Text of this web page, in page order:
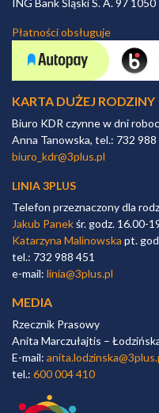
Płatności obsługuje
KARTA DUŻEJ RODZINY
Biuro KDR czynne w dni
Anna Tanowska, tel.: 732
biuro_kdr@3plus.pl
LINIA 3PLUS
Telefon przeznaczony dla
Jakub Panekśr. godz. 16.00-
Katarzyna Malinowska pt.
tel.: 732 988 451
e-mail: linia@3plus.pl
MEDIA
Rzecznik Prasowy
Anita Marczułajtis –
E-mail:
tel.: 600 004 410